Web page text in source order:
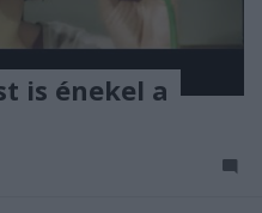
is énekel a